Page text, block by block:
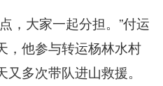
大家一起分担。”付运
，他参与转运杨林水村
多次带队进山救援。